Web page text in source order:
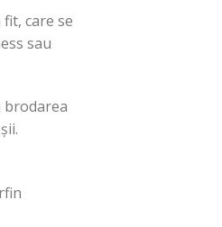
fit, care se
sau
brodarea